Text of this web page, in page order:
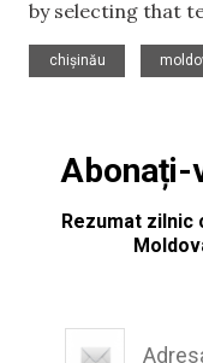
by selecting that
chișinău
Abonați-
Rezumat zilnic